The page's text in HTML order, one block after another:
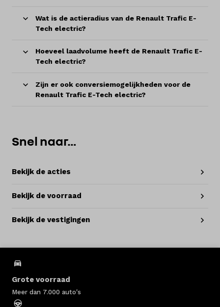
Wat is de actieradius van de Renault Trafic E-
Tech electric?
Hoeveel laadvolume heeft de Renault Trafic E-
Tech electric?
Zijn er ook conversiemogelijkheden voor de
Renault Trafic E-Tech electric?
Snel naar…
Bekijk de acties
Bekijk de voorraad
Bekijk de vestigingen
Grote voorraad
Meer dan 7.000 auto's